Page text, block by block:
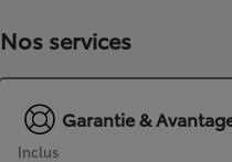
Nos services
Garantie &
Inclus